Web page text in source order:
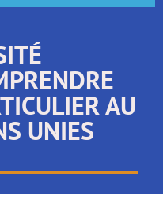
AU
UNIES